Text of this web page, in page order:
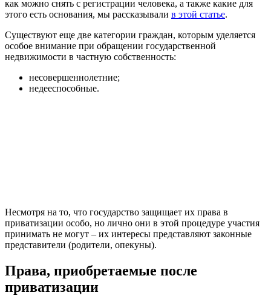
как можно снять с регистрации человека, а также какие для
этого есть основания, мы рассказывали в этой статье.
Существуют еще две категории граждан, которым уделяется
особое внимание при обращении государственной
недвижимости в частную собственность:
несовершеннолетние;
недееспособные.
Несмотря на то, что государство защищает их права в
приватизации особо, но лично они в этой процедуре участия
принимать не могут – их интересы представляют законные
представители (родители, опекуны).
Права, приобретаемые после
приватизации